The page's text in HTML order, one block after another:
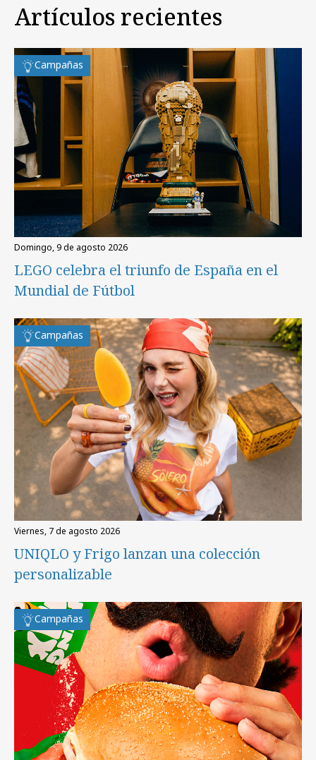
Artículos recientes
Campañas
domingo, 9 de agosto 2026
LEGO celebra el triunfo de España en el
Mundial de Fútbol
Campañas
viernes, 7 de agosto 2026
UNIQLO y Frigo lanzan una colección
personalizable
Campañas